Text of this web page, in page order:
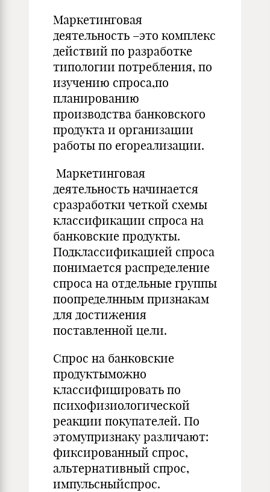
Маркетинговая
деятельность –это комплекс
действий по разработке
типологии потребления, по
изучению спроса,по
планированию
производства банковского
продукта и организации
работы по егореализации.
Маркетинговая
деятельность начинается
сразработки четкой схемы
классификации спроса на
банковские продукты.
Подклассификацией спроса
понимается распределение
спроса на отдельные группы
поопределнным признакам
для достижения
поставленной цели.
Спрос на банковские
продуктыможно
классифицировать по
психофизиологической
реакции покупателей. По
этомупризнаку различают:
фиксированный спрос,
альтернативный спрос,
импульсныйспрос.